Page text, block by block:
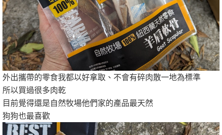
外出攜帶的零食我都以好拿取、不會有碎肉散一地為標準
所以買過很多肉乾
目前覺得還是自然牧場他們家的產品最天然
狗狗也最喜歡